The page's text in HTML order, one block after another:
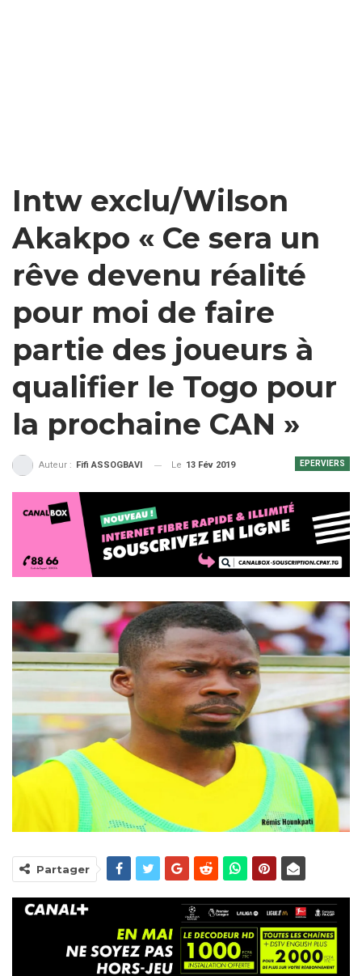
Intw exclu/Wilson
Akakpo « Ce sera un
rêve devenu réalité
pour moi de faire
partie des joueurs à
qualifier le Togo pour
la prochaine CAN »
EPERVIERS
Auteur : Fifi ASSOGBAVI Le 13 Fév 2019
Partager